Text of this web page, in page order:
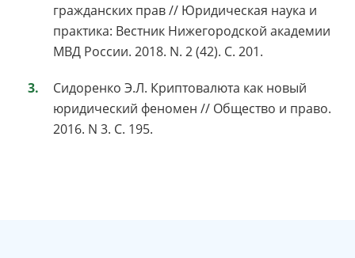
гражданских прав // Юридическая наука и
практика: Вестник Нижегородской академии
МВД России. 2018. N. 2 (42). С. 201.
Сидоренко Э.Л. Криптовалюта как новый
юридический феномен // Общество и право.
2016. N 3. С. 195.